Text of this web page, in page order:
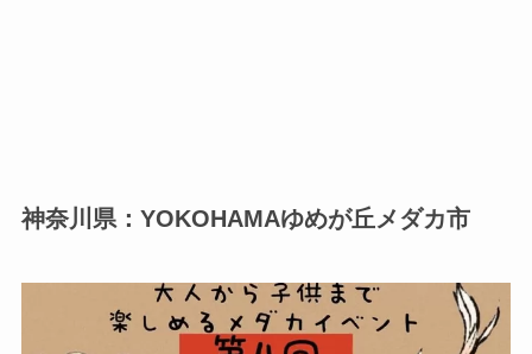
神奈川県：YOKOHAMAゆめが丘メダカ市